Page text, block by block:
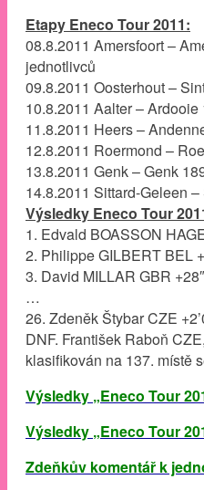
Etapy Eneco Tour 2011:
08.8.2011 Amersfoort –
jednotlivců
09.8.2011 Oosterhout –
10.8.2011 Aalter – Ardooie
11.8.2011 Heers –
12.8.2011 Roermond –
13.8.2011 Genk – Genk
14.8.2011 Sittard-Geleen
Výsledky Eneco Tour
1. Edvald BOASSON
2. Philippe GILBERT BEL
3. David MILLAR GBR +28″
…
26. Zdeněk Štybar CZE
DNF. František Raboň
klasifikován na 137. místě
Výsledky „Eneco Tour
Výsledky „Eneco Tour
Zdeňkův komentář k